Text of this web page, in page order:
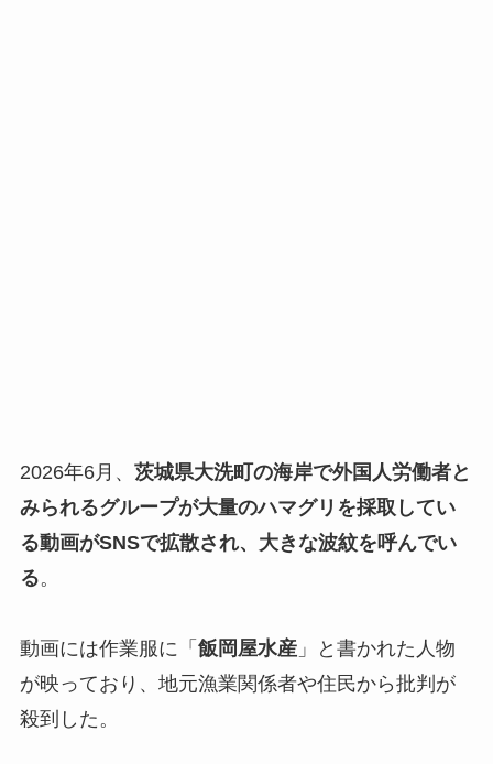
2026年6月、 茨城県大洗町の海岸で外国人労働者と
みられるグループが大量のハマグリを採取してい
る動画がSNSで拡散され、大きな波紋を呼んでい
る。
動画には作業服に「 飯岡屋水産」と書かれた人物
が映っており、地元漁業関係者や住民から批判が
殺到した。